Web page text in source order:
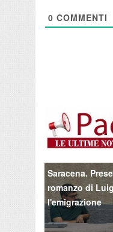
0 COMMENTI
Saracena.
romanzo di
l'emigrazione